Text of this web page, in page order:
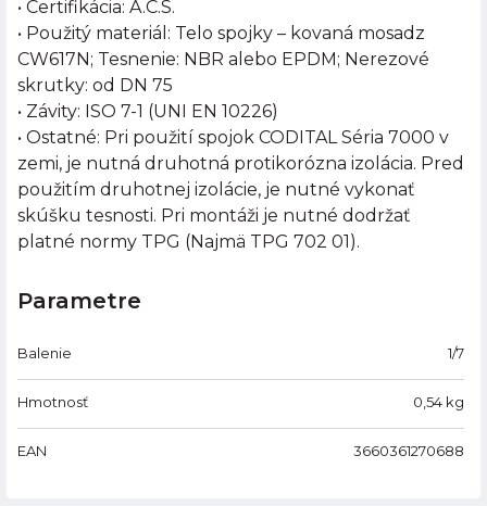
• Certifikácia: A.C.S.
• Použitý materiál: Telo spojky – kovaná mosadz
CW617N; Tesnenie: NBR alebo EPDM; Nerezové
skrutky: od DN 75
• Závity: ISO 7-1 (UNI EN 10226)
• Ostatné: Pri použití spojok CODITAL Séria 7000 v
zemi, je nutná druhotná protikorózna izolácia. Pred
použitím druhotnej izolácie, je nutné vykonať
skúšku tesnosti. Pri montáži je nutné dodržať
platné normy TPG (Najmä TPG 702 01).
Parametre
Balenie 1/7
Hmotnosť 0,54 kg
EAN 3660361270688